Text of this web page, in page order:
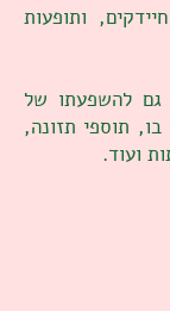
ותופעות
גם להשפעתו של
בו, תוספי תזונה,
ועוד.